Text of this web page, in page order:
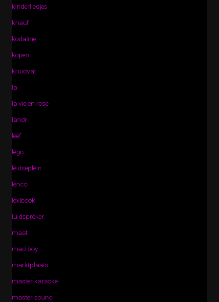
kinderliedjes
knauf
kodaline
kopen
kruidvat
la
la vie en rose
landr
leef
lego
leidseplein
lenco
lexibook
luidspreker
maat
mad boy
marktplaats
master karaoke
master sound